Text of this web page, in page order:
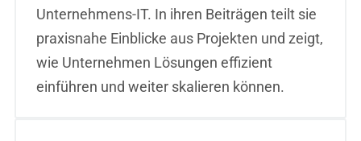
Unternehmens-IT. In ihren Beiträgen teilt sie
praxisnahe Einblicke aus Projekten und zeigt,
wie Unternehmen Lösungen effizient
einführen und weiter skalieren können.